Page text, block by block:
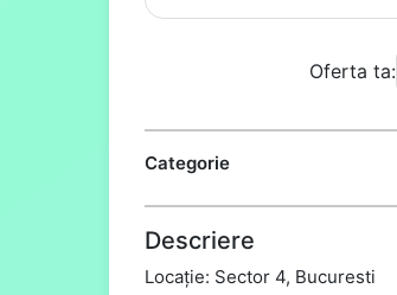
Oferta ta:
Categorie
Descriere
Locație: Sector 4, Bucuresti